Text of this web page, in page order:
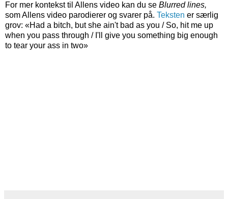
For mer kontekst til Allens video kan du se Blurred lines,
som Allens video parodierer og svarer på. Teksten er særlig
grov: «Had a bitch, but she ain't bad as you / So, hit me up
when you pass through / I'll give you something big enough
to tear your ass in two»